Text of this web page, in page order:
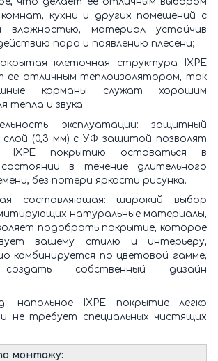
кухни и других помещений с
влажностью, материал устойчив
пара и появлению плесени;
клеточная структура IXPE
ее отличным теплоизолятором, так
карманы служат хорошим
тепла и звука.
эксплуатации: защитный
слой (0,3 мм) с УФ защитой позволят
IXPE покрытию оставаться в
в течение длительного
без потери яркости рисунка.
составляющая: широкий выбор
натуральные материалы,
подобрать покрытие, которое
вашему стилю и интерьеру,
комбинируется по цветовой гамме,
создать собственный дизайн
напольное IXPE покрытие легко
не требует специальных чистящих
монтажу: